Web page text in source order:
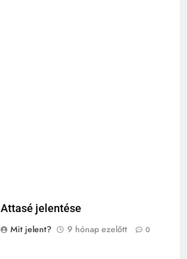
Attasé jelentése
Mit jelent?
9 hónap ezelőtt 0